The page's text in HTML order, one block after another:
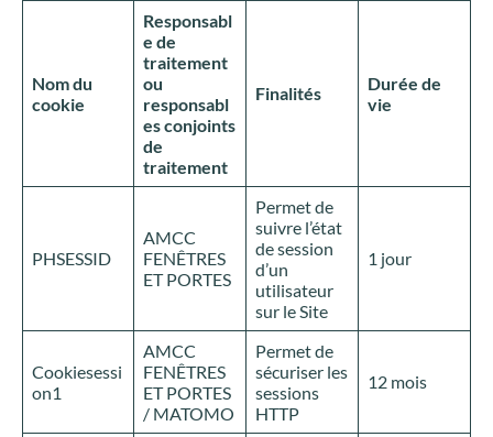
Nom du
cookie
Responsabl
e de
traitement
ou
responsabl
es conjoints
de
traitement
Finalités
Durée de
vie
PHSESSID
AMCC
FENÊTRES
ET PORTES
Permet de
suivre l’état
de session
d’un
utilisateur
sur le Site
1 jour
Cookiesessi
on1
AMCC
FENÊTRES
ET PORTES
/ MATOMO
Permet de
sécuriser les
sessions
HTTP
12 mois